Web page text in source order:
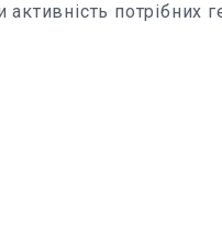
активність потрібних